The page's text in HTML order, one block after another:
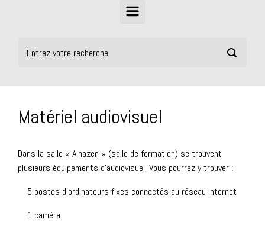
Matériel audiovisuel
Dans la salle « Alhazen » (salle de formation) se trouvent
plusieurs équipements d’audiovisuel. Vous pourrez y trouver :
5 postes d’ordinateurs fixes connectés au réseau internet
1 caméra